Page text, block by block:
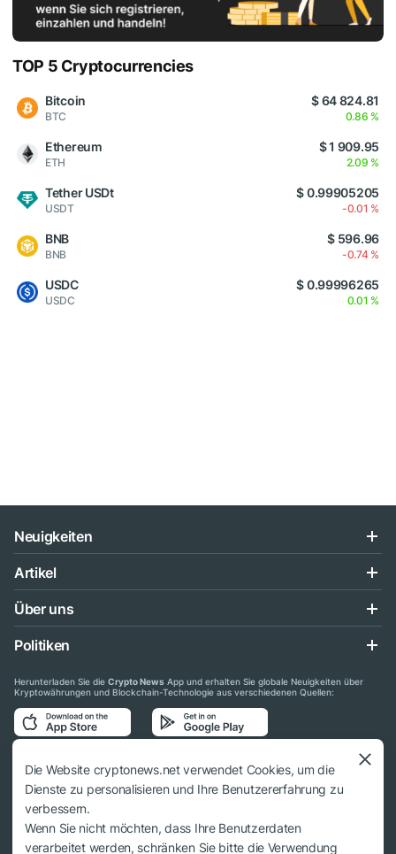
TOP 5 Cryptocurrencies
Bitcoin
BTC
$ 64 824.81
0.86 %
Ethereum
ETH
$ 1 909.95
2.09 %
Tether USDt
USDT
$ 0.99905205
-0.01 %
BNB
BNB
$ 596.96
-0.74 %
USDC
USDC
$ 0.99996265
0.01 %
Neuigkeiten
Artikel
Über uns
Politiken
Herunterladen Sie die Crypto News App und erhalten Sie globale Neuigkeiten über
Kryptowährungen und Blockchain-Technologie aus verschiedenen Quellen:
Folgen Sie uns auf den sozialen Medien
Die Website cryptonews.net verwendet Cookies, um die
Dienste zu personalisieren und Ihre Benutzererfahrung zu
verbessern.
Wenn Sie nicht möchten, dass Ihre Benutzerdaten
verarbeitet werden, schränken Sie bitte die Verwendung